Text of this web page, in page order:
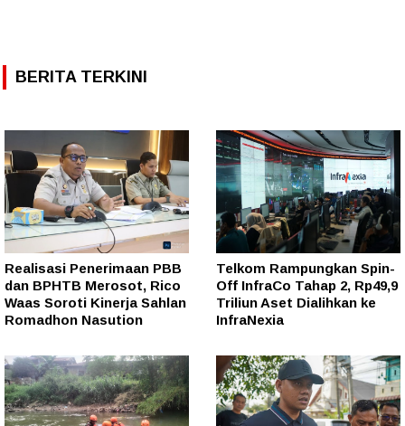
BERITA TERKINI
Realisasi Penerimaan PBB
dan BPHTB Merosot, Rico
Waas Soroti Kinerja Sahlan
Romadhon Nasution
Telkom Rampungkan Spin-
Off InfraCo Tahap 2, Rp49,9
Triliun Aset Dialihkan ke
InfraNexia